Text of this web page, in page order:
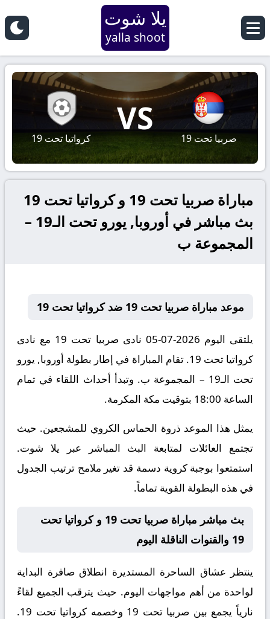
يلا شوت
yalla shoot
صربيا تحت 19
VS
كرواتيا تحت 19
مباراة صربيا تحت 19 و كرواتيا تحت 19
بث مباشر في أوروبا, يورو تحت الـ19 –
المجموعة ب
موعد مباراة صربيا تحت 19 ضد كرواتيا تحت 19
يلتقى اليوم 2026-07-05 نادى صربيا تحت 19 مع نادى
كرواتيا تحت 19. تقام المباراة في إطار بطولة أوروبا, يورو
تحت الـ19 – المجموعة ب. وتبدأ أحداث اللقاء في تمام
الساعة 18:00 بتوقيت مكة المكرمة.
يمثل هذا الموعد ذروة الحماس الكروي للمشجعين. حيث
تجتمع العائلات لمتابعة البث المباشر عبر يلا شوت.
استمتعوا بوجبة كروية دسمة قد تغير ملامح ترتيب الجدول
في هذه البطولة القوية تماماً.
بث مباشر مباراة صربيا تحت 19 و كرواتيا تحت
19 والقنوات الناقلة اليوم
ينتظر عشاق الساحرة المستديرة انطلاق صافرة البداية
لواحدة من أهم مواجهات اليوم. حيث يترقب الجميع لقاءً
نارياً يجمع بين صربيا تحت 19 وخصمه كرواتيا تحت 19
.